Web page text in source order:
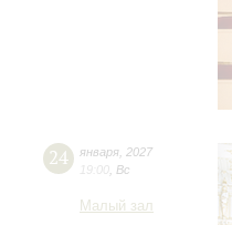
24 января 2027
19:00 Вс
Малый зал